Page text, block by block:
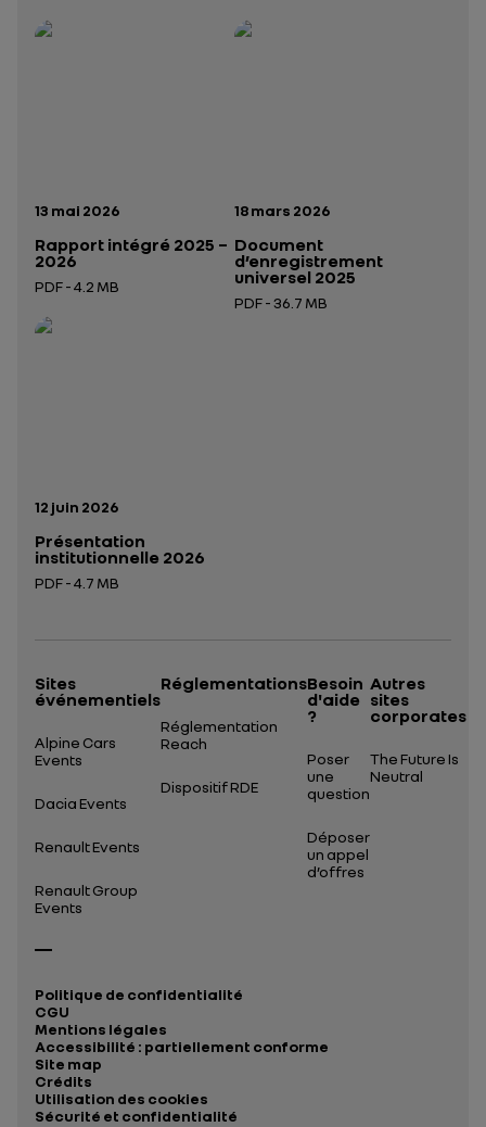
Date de publication:
13 mai 2026
Rapport intégré 2025 –
2026
PDF - 4.2 MB
Ouverture dans un nouvel onglet
Rapport intégré 2025 – 2026— données structurées (JSON)
Date de publication:
18 mars 2026
Document
d’enregistrement
universel 2025
PDF - 36.7 MB
Date de publication:
12 juin 2026
Présentation
institutionnelle 2026
PDF - 4.7 MB
Présentation institutionnelle 2026
Sites
événementiels
Alpine Cars
Events
Dacia Events
Renault Events
Renault Group
Events
Réglementations
Réglementation
Reach
Dispositif RDE
Besoin
d'aide
?
Poser
une
question
Déposer
un appel
d’offres
Autres
sites
corporates
The Future Is
Neutral
Politique de confidentialité
CGU
Mentions légales
Accessibilité : partiellement conforme
Site map
Crédits
Utilisation des cookies
Sécurité et confidentialité